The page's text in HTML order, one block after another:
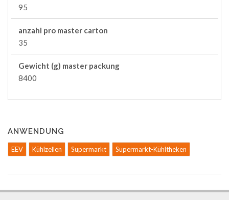
95
anzahl pro master carton
35
Gewicht (g) master packung
8400
ANWENDUNG
EEV Kühlzellen Supermarkt Supermarkt-Kühltheken